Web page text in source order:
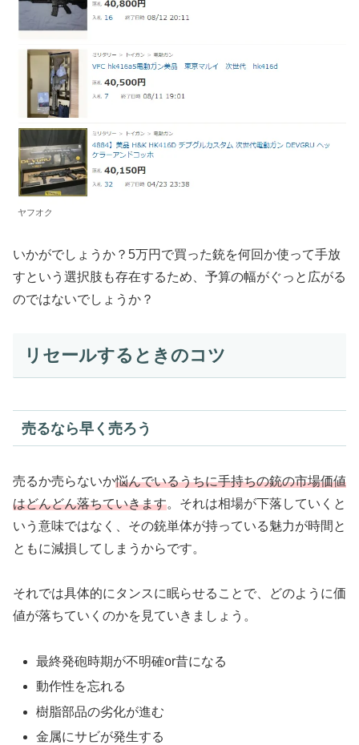
ヤフオク
いかがでしょうか？5万円で買った銃を何回か使って手放
すという選択肢も存在するため、予算の幅がぐっと広がる
のではないでしょうか？
リセールするときのコツ
売るなら早く売ろう
売るか売らないか悩んでいるうちに手持ちの銃の市場価値
はどんどん落ちていきます。それは相場が下落していくと
いう意味ではなく、その銃単体が持っている魅力が時間と
ともに減損してしまうからです。
それでは具体的にタンスに眠らせることで、どのように価
値が落ちていくのかを見ていきましょう。
最終発砲時期が不明確or昔になる
動作性を忘れる
樹脂部品の劣化が進む
金属にサビが発生する